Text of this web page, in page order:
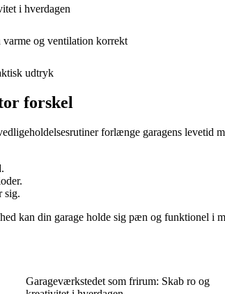
i hverdagen
varme og ventilation korrekt
udtryk
forskel
forlænge garagens levetid
sig.
kan din garage holde sig pæn og funktionel i
Garageværkstedet som frirum: Skab ro og